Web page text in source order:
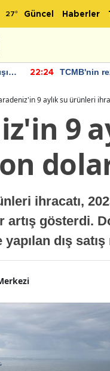
27° Güncel Haberler
22:24
TCMB'nin
9 aylık su ürünleri
9
ihracatı,
artış gösterdi.
dış